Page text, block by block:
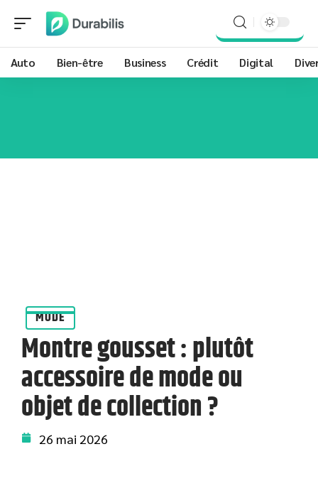
Auto Bien-être Business Crédit Digital
MODE
Montre gousset : plutôt
accessoire de mode ou
objet de collection ?
26 mai 2026